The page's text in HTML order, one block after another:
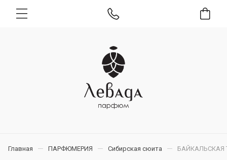
Главная ПАРФЮМЕРИЯ Сибирская сюита БАЙКАЛЬСКАЯ